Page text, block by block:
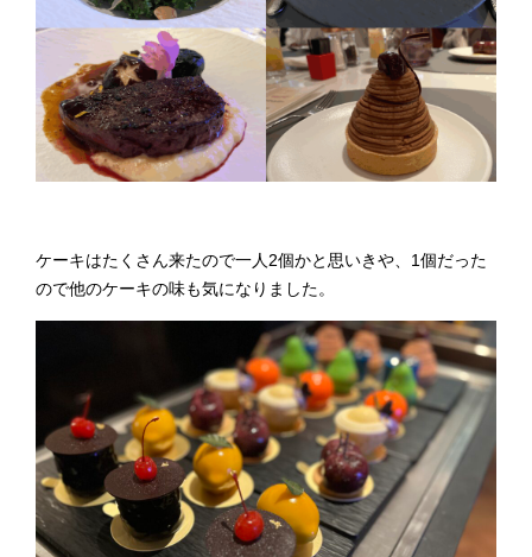
ケーキはたくさん来たので一人2個かと思いきや、1個だった
ので他のケーキの味も気になりました。